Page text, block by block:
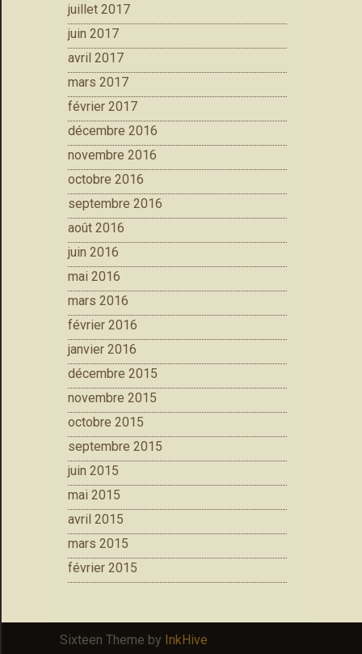
juillet 2017
juin 2017
avril 2017
mars 2017
février 2017
décembre 2016
novembre 2016
octobre 2016
septembre 2016
août 2016
juin 2016
mai 2016
mars 2016
février 2016
janvier 2016
décembre 2015
novembre 2015
octobre 2015
septembre 2015
juin 2015
mai 2015
avril 2015
mars 2015
février 2015
Sixteen Theme by InkHive